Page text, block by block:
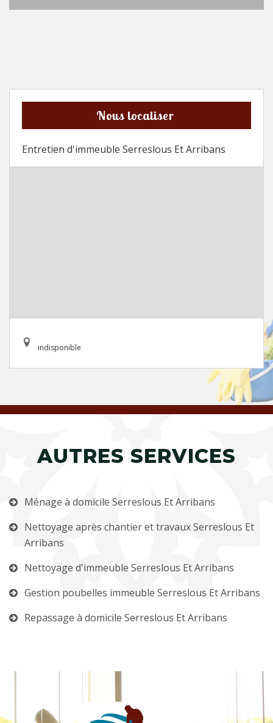
Nous localiser
Entretien d'immeuble Serreslous Et Arribans
indisponible
AUTRES SERVICES
Ménage à domicile Serreslous Et Arribans
Nettoyage après chantier et travaux Serreslous Et
Arribans
Nettoyage d'immeuble Serreslous Et Arribans
Gestion poubelles immeuble Serreslous Et Arribans
Repassage à domicile Serreslous Et Arribans